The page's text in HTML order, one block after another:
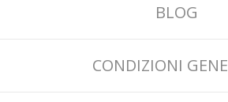
BLOG
CONDIZIONI